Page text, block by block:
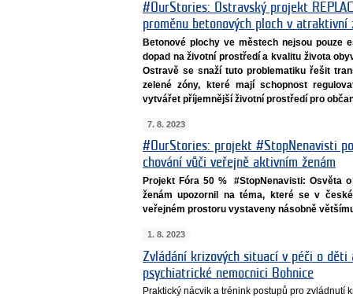
#OurStories: Ostravský projekt
proměnu betonových ploch v atraktivní
Betonové plochy ve městech nejsou pouze
dopad na životní prostředí a kvalitu života
Ostravě se snaží tuto problematiku řešit
zelené zóny, které mají schopnost
vytvářet příjemnější životní prostředí pro
7. 8. 2023
#OurStories: projekt #StopNenavisti
chování vůči veřejně aktivním ženám
Projekt Fóra 50 % #StopNenavisti: Osvěta
ženám upozornil na téma, které se v
veřejném prostoru vystaveny násobně
1. 8. 2023
Zvládání krizových situací v péči o děti
psychiatrické nemocnici Bohnice
Praktický nácvik a trénink postupů pro zvládnutí